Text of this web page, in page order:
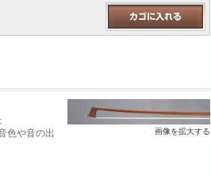
色や音の出
画像を拡大する